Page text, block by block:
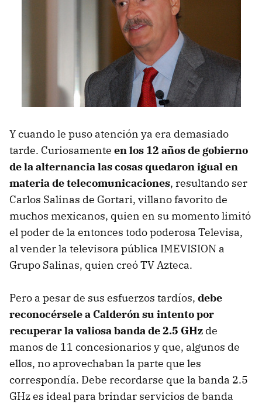
Y cuando le puso atención ya era demasiado
tarde. Curiosamente en los 12 años de gobierno
de la alternancia las cosas quedaron igual en
materia de telecomunicaciones, resultando ser
Carlos Salinas de Gortari, villano favorito de
muchos mexicanos, quien en su momento limitó
el poder de la entonces todo poderosa Televisa,
al vender la televisora pública IMEVISION a
Grupo Salinas, quien creó TV Azteca.
Pero a pesar de sus esfuerzos tardíos, debe
reconocérsele a Calderón su intento por
recuperar la valiosa banda de 2.5 GHz de
manos de 11 concesionarios y que, algunos de
ellos, no aprovechaban la parte que les
correspondía. Debe recordarse que la banda 2.5
GHz es ideal para brindar servicios de banda